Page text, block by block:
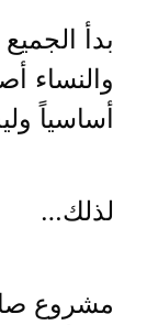
بدأ
والنساء
أساسياً
لذلك…
مشروع